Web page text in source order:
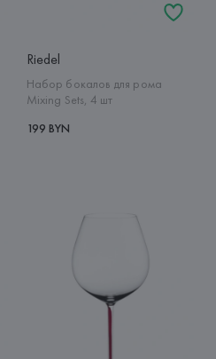
Riedel
Набор бокалов для рома
Mixing Sets, 4 шт
199 BYN